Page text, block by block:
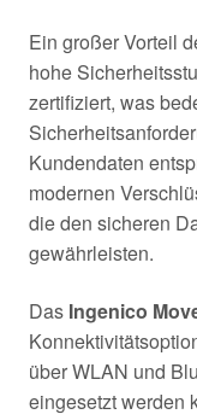
Ein großer Vorteil
hohe
zertifiziert, was
Kundendaten
modernen
die den sicheren
gewährleisten.
Das Ingenico
über WLAN und
eingesetzt werden